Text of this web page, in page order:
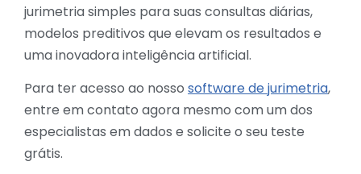
jurimetria simples para suas consultas diárias,
modelos preditivos que elevam os resultados e
uma inovadora inteligência artificial.
Para ter acesso ao nosso software de jurimetria,
entre em contato agora mesmo com um dos
especialistas em dados e solicite o seu teste
grátis.